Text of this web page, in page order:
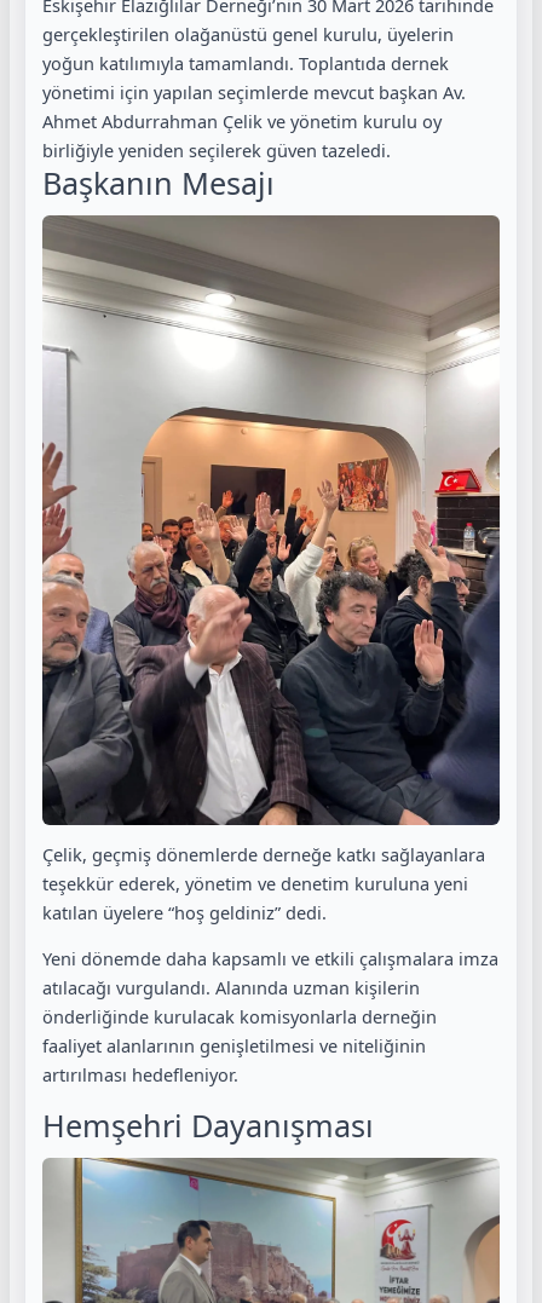
gerçekleştirilen olağanüstü genel kurulu, üyelerin
yoğun katılımıyla tamamlandı. Toplantıda dernek
yönetimi için yapılan seçimlerde mevcut başkan Av.
Ahmet Abdurrahman Çelik ve yönetim kurulu oy
birliğiyle yeniden seçilerek güven tazeledi.
Başkanın Mesajı
Çelik, geçmiş dönemlerde derneğe katkı sağlayanlara
teşekkür ederek, yönetim ve denetim kuruluna yeni
katılan üyelere “hoş geldiniz” dedi.
Yeni dönemde daha kapsamlı ve etkili çalışmalara imza
atılacağı vurgulandı. Alanında uzman kişilerin
önderliğinde kurulacak komisyonlarla derneğin
faaliyet alanlarının genişletilmesi ve niteliğinin
artırılması hedefleniyor.
Hemşehri Dayanışması